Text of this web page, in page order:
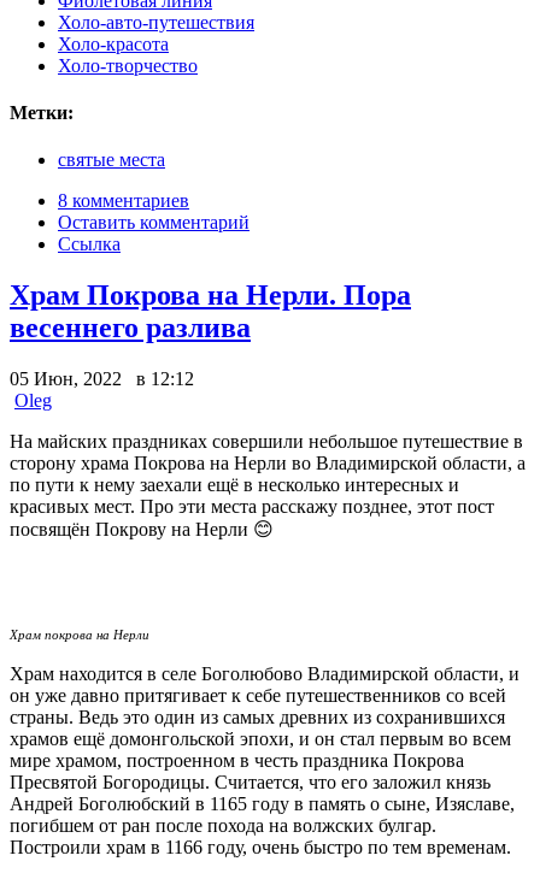
Холо-авто-путешествия
Холо-красота
Холо-творчество
Метки:
святые места
8 комментариев
Оставить комментарий
Ссылка
Храм Покрова на Нерли. Пора
весеннего разлива
05 Июн, 2022 в 12:12
Oleg
На майских праздниках совершили небольшое путешествие в
сторону храма Покрова на Нерли во Владимирской области, а
по пути к нему заехали ещё в несколько интересных и
красивых мест. Про эти места расскажу позднее, этот пост
посвящён Покрову на Нерли 😊
Храм покрова на Нерли
Храм находится в селе Боголюбово Владимирской области, и
он уже давно притягивает к себе путешественников со всей
страны. Ведь это один из самых древних из сохранившихся
храмов ещё домонгольской эпохи, и он стал первым во всем
мире храмом, построенном в честь праздника Покрова
Пресвятой Богородицы. Считается, что его заложил князь
Андрей Боголюбский в 1165 году в память о сыне, Изяславе,
погибшем от ран после похода на волжских булгар.
Построили храм в 1166 году, очень быстро по тем временам.